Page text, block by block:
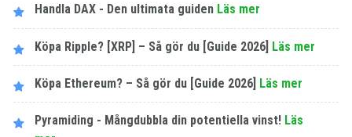
Handla DAX - Den ultimata guiden Läs mer
Köpa Ripple? [XRP] – Så gör du [Guide 2026] Läs mer
Köpa Ethereum? – Så gör du [Guide 2026] Läs mer
Pyramiding - Mångdubbla din potentiella vinst! Läs